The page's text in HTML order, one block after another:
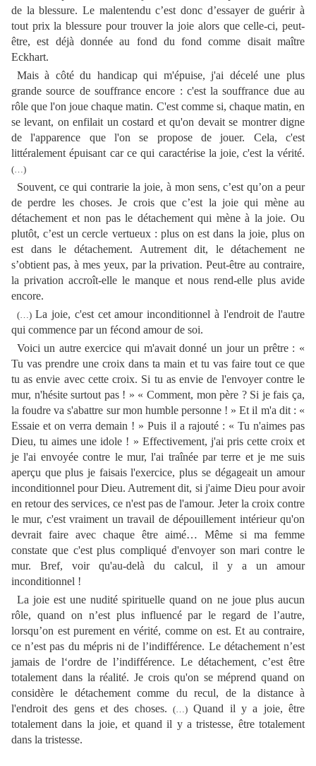
de la blessure. Le malentendu c’est donc d’essayer de guérir à
tout prix la blessure pour trouver la joie alors que celle-ci, peut-
être, est déjà donnée au fond du fond comme disait maître
Eckhart.
Mais à côté du handicap qui m'épuise, j'ai décelé une plus
grande source de souffrance encore : c'est la souffrance due au
rôle que l'on joue chaque matin. C'est comme si, chaque matin, en
se levant, on enfilait un costard et qu'on devait se montrer digne
de l'apparence que l'on se propose de jouer. Cela, c'est
littéralement épuisant car ce qui caractérise la joie, c'est la vérité.
(…)
Souvent, ce qui contrarie la joie, à mon sens, c’est qu’on a peur
de perdre les choses. Je crois que c’est la joie qui mène au
détachement et non pas le détachement qui mène à la joie. Ou
plutôt, c’est un cercle vertueux : plus on est dans la joie, plus on
est dans le détachement. Autrement dit, le détachement ne
s’obtient pas, à mes yeux, par la privation. Peut-être au contraire,
la privation accroît-elle le manque et nous rend-elle plus avide
encore.
(…)La joie, c'est cet amour inconditionnel à l'endroit de l'autre
qui commence par un fécond amour de soi.
Voici un autre exercice qui m'avait donné un jour un prêtre : «
Tu vas prendre une croix dans ta main et tu vas faire tout ce que
tu as envie avec cette croix. Si tu as envie de l'envoyer contre le
mur, n'hésite surtout pas ! » « Comment, mon père ? Si je fais ça,
la foudre va s'abattre sur mon humble personne ! » Et il m'a dit : «
Essaie et on verra demain ! » Puis il a rajouté : « Tu n'aimes pas
Dieu, tu aimes une idole ! » Effectivement, j'ai pris cette croix et
je l'ai envoyée contre le mur, l'ai traînée par terre et je me suis
aperçu que plus je faisais l'exercice, plus se dégageait un amour
inconditionnel pour Dieu. Autrement dit, si j'aime Dieu pour avoir
en retour des services, ce n'est pas de l'amour. Jeter la croix contre
le mur, c'est vraiment un travail de dépouillement intérieur qu'on
devrait faire avec chaque être aimé… Même si ma femme
constate que c'est plus compliqué d'envoyer son mari contre le
mur. Bref, voir qu'au-delà du calcul, il y a un amour
inconditionnel !
La joie est une nudité spirituelle quand on ne joue plus aucun
rôle, quand on n’est plus influencé par le regard de l’autre,
lorsqu’on est purement en vérité, comme on est. Et au contraire,
ce n’est pas du mépris ni de l’indifférence. Le détachement n’est
jamais de l‘ordre de l’indifférence. Le détachement, c’est être
totalement dans la réalité. Je crois qu'on se méprend quand on
considère le détachement comme du recul, de la distance à
l'endroit des gens et des choses. (…) Quand il y a joie, être
totalement dans la joie, et quand il y a tristesse, être totalement
dans la tristesse.